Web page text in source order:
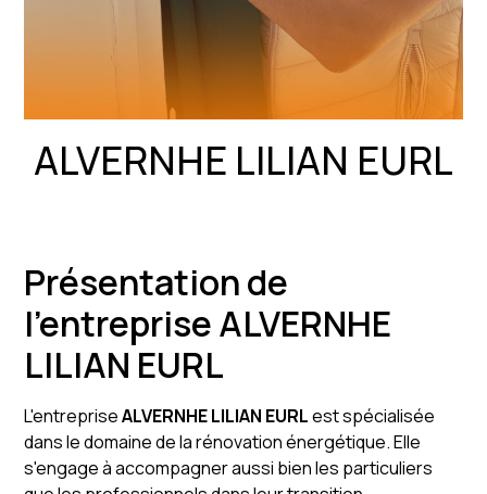
ALVERNHE LILIAN EURL
Présentation de
l'entreprise ALVERNHE
LILIAN EURL
L'entrepriseALVERNHE LILIAN EURLest spécialisée
dans le domaine de la rénovation énergétique. Elle
s'engage à accompagner aussi bien les particuliers